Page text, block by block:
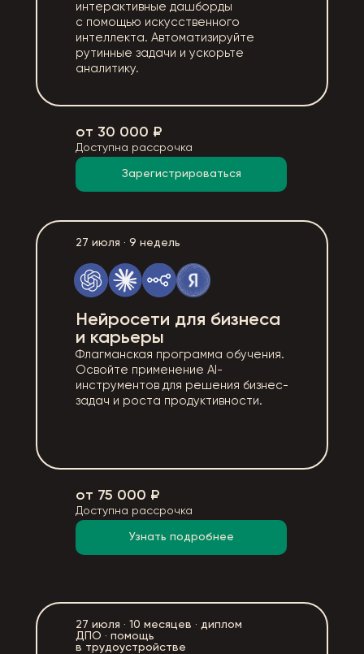
интерактивные дашборды
с помощью искусственного
интеллекта. Автоматизируйте
рутинные задачи и ускорьте
аналитику.
от 30 000 ₽
Доступна рассрочка
Зарегистрироваться
Нейросети для бизнеса
и карьеры
Флагманская программа обучения.
Освойте применение AI-
инструментов для решения бизнес-
задач и роста продуктивности.
27 июля · 9 недель
от 75 000 ₽
Доступна рассрочка
Узнать подробнее
27 июля · 10 месяцев · диплом
ДПО · помощь
в трудоустройстве